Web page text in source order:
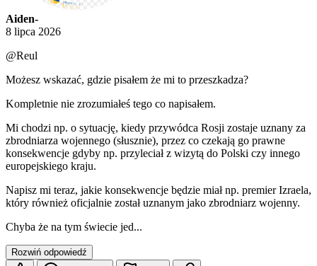
Aiden-
8 lipca 2026
@Reul
Możesz wskazać, gdzie pisałem że mi to przeszkadza?
Kompletnie nie zrozumiałeś tego co napisałem.
Mi chodzi np. o sytuację, kiedy przywódca Rosji zostaje uznany za
zbrodniarza wojennego (słusznie), przez co czekają go prawne
konsekwencje gdyby np. przyleciał z wizytą do Polski czy innego
europejskiego kraju.
Napisz mi teraz, jakie konsekwencje będzie miał np. premier Izraela,
który również oficjalnie został uznanym jako zbrodniarz wojenny.
Chyba że na tym świecie jed...
Rozwiń odpowiedź